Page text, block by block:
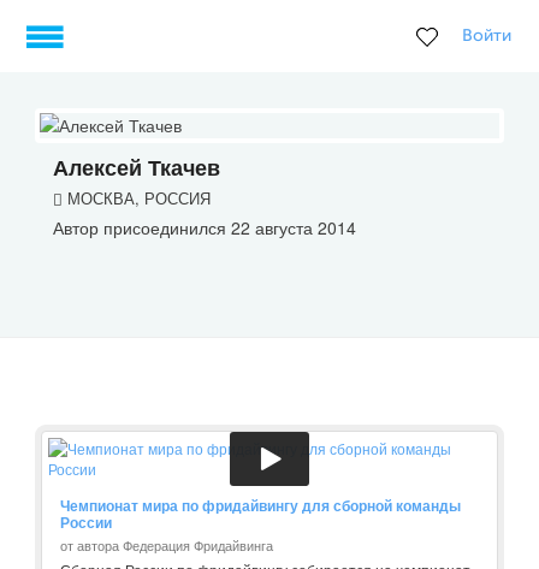
Войти
Алексей Ткачев
МОСКВА, РОССИЯ
Автор присоединился 22 августа 2014
Чемпионат мира по фридайвингу для сборной команды
России
от автора Федерация Фридайвинга